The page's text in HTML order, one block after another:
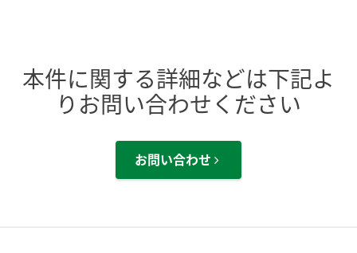
本件に関する詳細などは下記よ
りお問い合わせください
お問い合わせ